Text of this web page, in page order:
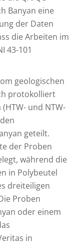
Banyan eine
der Daten
die Arbeiten im
43-101
geologischen
protokolliert
und NTW-
geteilt.
der Proben
während die
in Polybeutel
dreiteiligen
Proben
oder einem
in